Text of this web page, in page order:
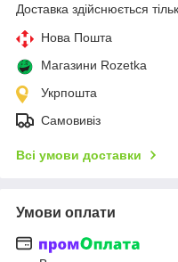
Доставка здійснюється
Нова Пошта
Магазини Rozetka
Укрпошта
Самовивіз
Всі умови доставки
Умови оплати